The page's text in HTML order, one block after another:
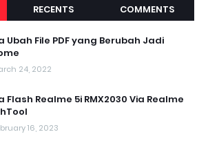
RECENTS COMMENTS
Ubah File PDF yang Berubah Jadi
24, 2022
Flash Realme 5i RMX2030 Via Realme
16, 2023